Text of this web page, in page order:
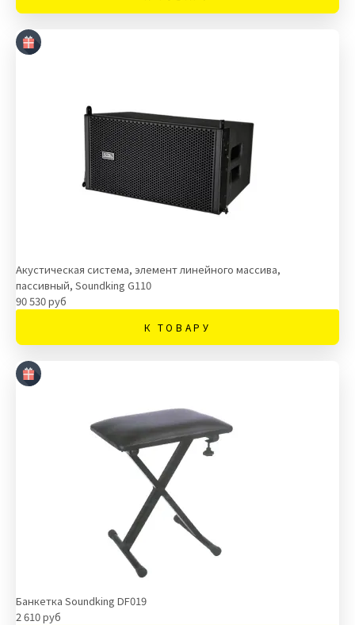
Акустическая система, элемент линейного массива,
пассивный, Soundking G110
90 530 руб
К ТОВАРУ
Банкетка Soundking DF019
2 610 руб